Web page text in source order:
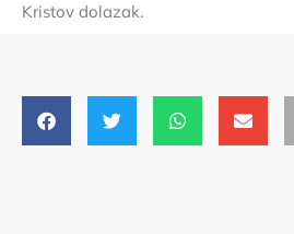
Kristov dolazak.